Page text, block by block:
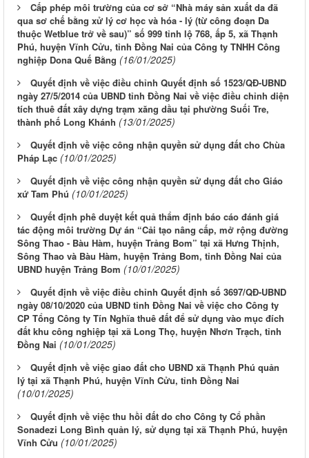
Cấp phép môi trường của cơ sở “Nhà máy sản xuất da đã
qua sơ chế bằng xử lý cơ học và hóa - lý (từ công đoạn Da
thuộc Wetblue trở về sau)” số 999 tỉnh lộ 768, ấp 5, xã Thạnh
Phú, huyện Vĩnh Cửu, tỉnh Đồng Nai của Công ty TNHH Công
nghiệp Dona Quế Bằng (16/01/2025)
Quyết định về việc điều chỉnh Quyết định số 1523/QĐ-UBND
ngày 27/5/2014 của UBND tỉnh Đồng Nai về việc điều chỉnh diện
tích thuê đất xây dựng trạm xăng dầu tại phường Suối Tre,
thành phố Long Khánh (13/01/2025)
Quyết định về việc công nhận quyền sử dụng đất cho Chùa
Pháp Lạc (10/01/2025)
Quyết định về việc công nhận quyền sử dụng đất cho Giáo
xứ Tam Phú (10/01/2025)
Quyết định phê duyệt kết quả thẩm định báo cáo đánh giá
tác động môi trường Dự án “Cải tạo nâng cấp, mở rộng đường
Sông Thao - Bàu Hàm, huyện Trảng Bom” tại xã Hưng Thịnh,
Sông Thao và Bàu Hàm, huyện Trảng Bom, tỉnh Đồng Nai của
UBND huyện Trảng Bom (10/01/2025)
Quyết định về việc điều chỉnh Quyết định số 3697/QĐ-UBND
ngày 08/10/2020 của UBND tỉnh Đồng Nai về việc cho Công ty
CP Tổng Công ty Tín Nghĩa thuê đất để sử dụng vào mục đích
đất khu công nghiệp tại xã Long Thọ, huyện Nhơn Trạch, tỉnh
Đồng Nai (10/01/2025)
Quyết định về việc giao đất cho UBND xã Thạnh Phú quản
lý tại xã Thạnh Phú, huyện Vĩnh Cửu, tỉnh Đồng Nai
(10/01/2025)
Quyết định về việc thu hồi đất do cho Công ty Cổ phần
Sonadezi Long Bình quản lý, sử dụng tại xã Thạnh Phú, huyện
Vĩnh Cửu (10/01/2025)